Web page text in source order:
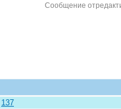
Сообщение
137